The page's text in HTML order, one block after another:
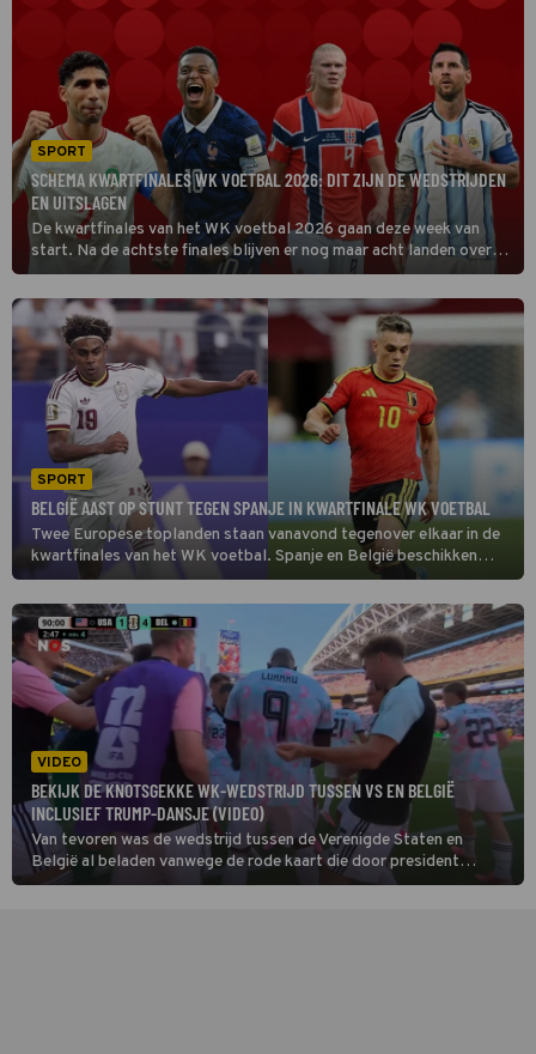
SPORT
SCHEMA KWARTFINALES WK VOETBAL 2026: DIT ZIJN DE WEDSTRIJDEN
EN UITSLAGEN
De kwartfinales van het WK voetbal 2026 gaan deze week van
start. Na de achtste finales blijven er nog maar acht landen over
die mogen dromen van de wereldtitel. Hieronder vind je het
volledige schema van de kwartfinales, inclusief de wedstrijden en
speeltijden.
SPORT
BELGIË AAST OP STUNT TEGEN SPANJE IN KWARTFINALE WK VOETBAL
Twee Europese toplanden staan vanavond tegenover elkaar in de
kwartfinales van het WK voetbal. Spanje en België beschikken
allebei over een selectie vol sterren, waardoor alle ingrediënten
aanwezig zijn voor een boeiende krachtmeting.
VIDEO
BEKIJK DE KNOTSGEKKE WK-WEDSTRIJD TUSSEN VS EN BELGIË
INCLUSIEF TRUMP-DANSJE (VIDEO)
Van tevoren was de wedstrijd tussen de Verenigde Staten en
België al beladen vanwege de rode kaart die door president
Donald Trump werd ingetrokken. Blijkbaar motiveerde dat de